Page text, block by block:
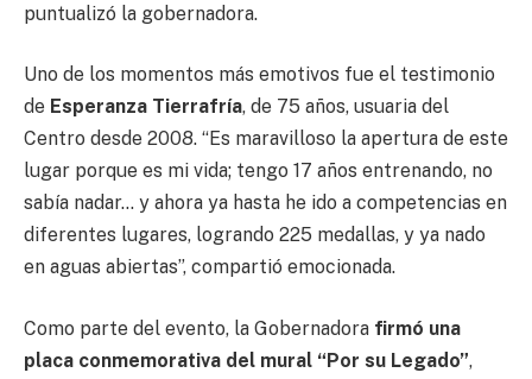
puntualizó la gobernadora.
Uno de los momentos más emotivos fue el testimonio
de Esperanza Tierrafría, de 75 años, usuaria del
Centro desde 2008. “Es maravilloso la apertura de este
lugar porque es mi vida; tengo 17 años entrenando, no
sabía nadar… y ahora ya hasta he ido a competencias en
diferentes lugares, logrando 225 medallas, y ya nado
en aguas abiertas”, compartió emocionada.
Como parte del evento, la Gobernadora firmó una
placa conmemorativa del mural “Por su Legado”,